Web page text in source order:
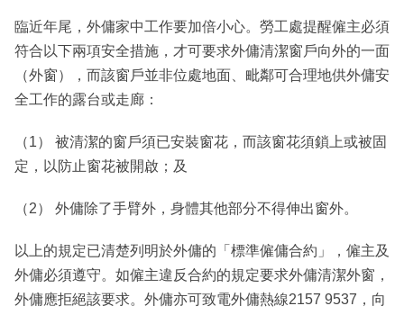
臨近年尾，外傭家中工作要加倍小心。勞工處提醒僱主必須
符合以下兩項安全措施，才可要求外傭清潔窗戶向外的一面
（外窗），而該窗戶並非位處地面、毗鄰可合理地供外傭安
全工作的露台或走廊：
（1） 被清潔的窗戶須已安裝窗花，而該窗花須鎖上或被固
定，以防止窗花被開啟；及
（2） 外傭除了手臂外，身體其他部分不得伸出窗外。
以上的規定已清楚列明於外傭的「標準僱傭合約」，僱主及
外傭必須遵守。如僱主違反合約的規定要求外傭清潔外窗，
外傭應拒絕該要求。外傭亦可致電外傭熱線2157 9537，向